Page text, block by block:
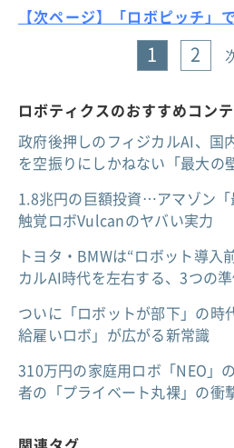
【次ページ】「ロボピッチ」
1 2
ロボティクスのおすすめコン
政府後押しのフィジカルAI、
を空振りにしかねない「最大の
1.8兆円の巨額投資…アマゾン
触覚ロボVulcanのヤバい実力
トヨタ・BMWは“ロボット導入
カルAI時代を左右する、3つの
ついに「ロボットが部下」の
給雇いロボ」が広がる新常識
310万円の家庭用ロボ「NEO」
者の「プライベート丸裸」の衝